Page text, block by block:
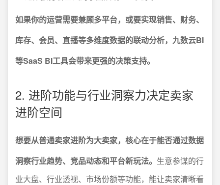
如果你的运营需要兼顾多平台，或要实现销售、财务、
库存、会员、直播等多维度数据的联动分析，九数云BI
等SaaS BI工具会带来更强的决策支持。
2. 进阶功能与行业洞察力决定卖家
进阶空间
想要从普通卖家进阶为大卖家，核心在于能否通过数据
洞察行业趋势、竞品动态和平台新玩法。 生意参谋的行
业大盘、行业透视、市场份额等功能，能让卖家清晰看